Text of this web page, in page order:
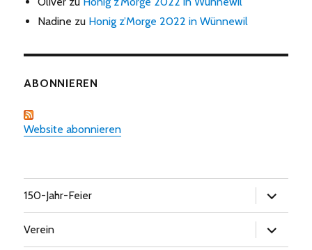
Nadine zu Honig z’Morge 2022 in Wünnewil
ABONNIEREN
Website abonnieren
150-Jahr-Feier
öffnen
Verein
öffnen